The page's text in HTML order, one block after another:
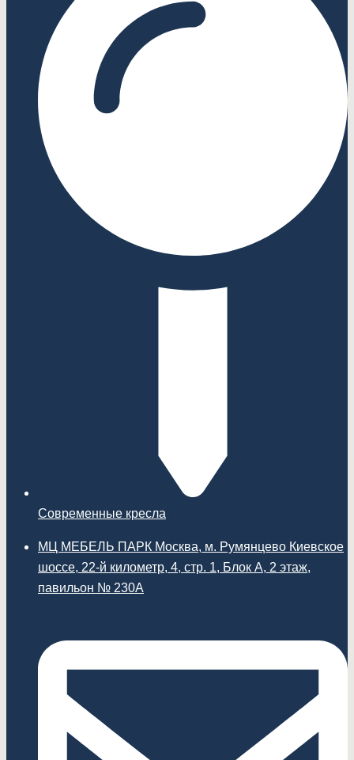
Современные кресла
МЦ МЕБЕЛЬ ПАРК Москва, м. Румянцево Киевское
шоссе, 22-й километр, 4, стр. 1, Блок А, 2 этаж,
павильон № 230А